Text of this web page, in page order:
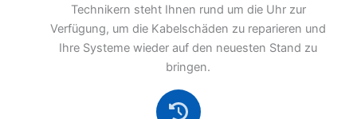
Technikern steht Ihnen rund um die Uhr zur
Verfügung, um die Kabelschäden zu reparieren und
Ihre Systeme wieder auf den neuesten Stand zu
bringen.